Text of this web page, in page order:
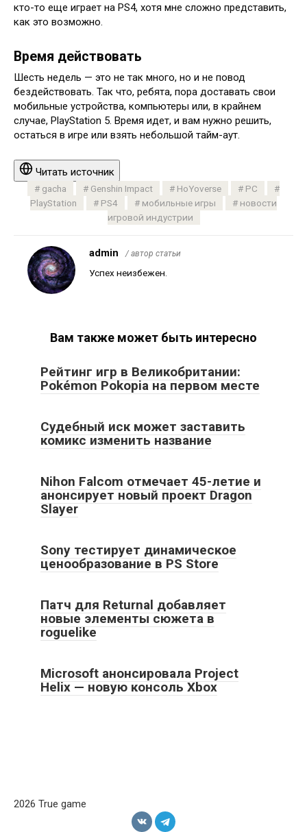
кто-то еще играет на PS4, хотя мне сложно представить,
как это возможно.
Время действовать
Шесть недель — это не так много, но и не повод
бездействовать. Так что, ребята, пора доставать свои
мобильные устройства, компьютеры или, в крайнем
случае, PlayStation 5. Время идет, и вам нужно решить,
остаться в игре или взять небольшой тайм-аут.
Читать источник
gacha Genshin Impact HoYoverse
PC
PlayStation
PS4 мобильные игры
новости
игровой индустрии
admin / автор статьи
Успех неизбежен.
Вам также может быть интересно
Рейтинг игр в Великобритании:
Pokémon Pokopia на первом месте
Судебный иск может заставить
комикс изменить название
Nihon Falcom отмечает 45-летие и
анонсирует новый проект Dragon
Slayer
Sony тестирует динамическое
ценообразование в PS Store
Патч для Returnal добавляет
новые элементы сюжета в
roguelike
Microsoft анонсировала Project
Helix — новую консоль Xbox
2026 True game